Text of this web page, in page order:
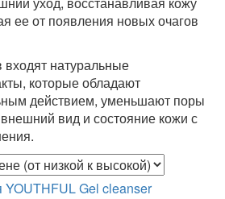
ее от появления новых очагов
входят натуральные
которые обладают
действием, уменьшают поры
вид и состояние кожи с